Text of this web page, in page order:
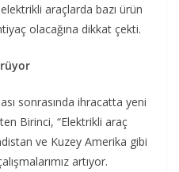
araçlarda bazı ürün
olacağına dikkat çekti.
sonrasında ihracatta yeni
Birinci, “Elektrikli araç
ve Kuzey Amerika gibi
artıyor.